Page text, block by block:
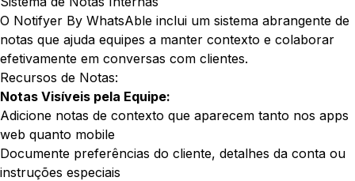
O Notifyer By WhatsAble inclui um sistema abrangente de
notas que ajuda equipes a manter contexto e colaborar
efetivamente em conversas com clientes.
Recursos de Notas:
Notas Visíveis pela Equipe:
Adicione notas de contexto que aparecem tanto nos apps
web quanto mobile
Documente preferências do cliente, detalhes da conta ou
instruções especiais